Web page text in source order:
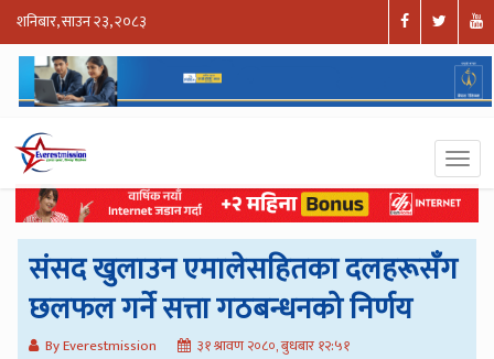
शनिबार, साउन २३, २०८३
संसद खुलाउन एमालेसहितका दलहरूसँग
छलफल गर्ने सत्ता गठबन्धनको निर्णय
By Everestmission ३१ श्रावण २०८०, बुधबार १२:५१